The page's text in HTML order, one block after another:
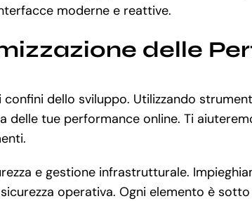
moderne e reattive.
delle
dello sviluppo. Utilizzando
delle tue performance online. Ti
e gestione infrastrutturale.
operativa. Ogni elemento è